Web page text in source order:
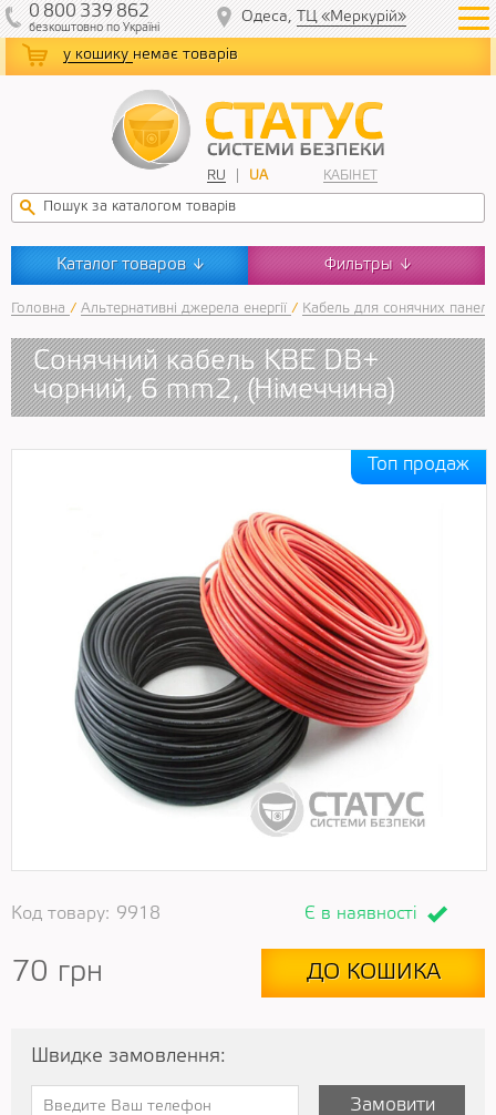
у кошику немає товарів
RU UA КАБІНЕТ
0 800 339 862
безкоштовнопо Україні
Одеса, ТЦ «Меркурій»
Каталог товаров ↓ Фильтры ↓
Головна / Альтернативні джерела енергії / Кабель для сонячних
Сонячний кабель KBE DB+
чорний, 6 mm2, (Німеччина)
Код товару: 9918 Є в наявності
70 грн ДО КОШИКА
Швидке замовлення:
Замовити